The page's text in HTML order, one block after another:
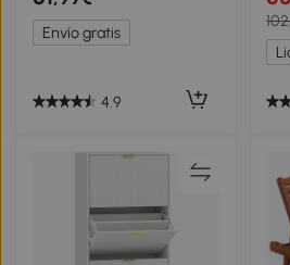
Ajustables para 12 Pares de
Zapatos 60x24x91,5 cm
Blanco
Envío gratis
4.9